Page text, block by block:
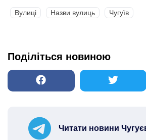
Вулиці Назви вулиць Чугуїв
Поділіться новиною
Читати новини